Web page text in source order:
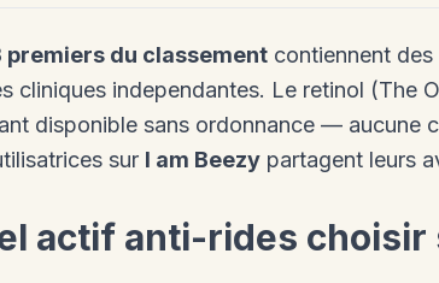
premiers du classement contiennent
cliniques independantes. Le retinol (The
disponible sans ordonnance — aucune
sur I am Beezy partagent leurs
actif anti-rides choisir